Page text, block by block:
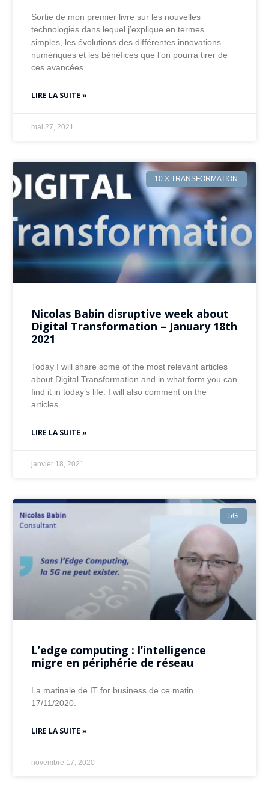
Sortie de mon premier livre sur les nouvelles
technologies dans lequel j’explique en termes
simples, les évolutions des différentes innovations
numériques et les bénéfices que l’on pourra tirer de
ces avancées.
LIRE LA SUITE »
mai 27, 2021
10 X TRANSFORMATION
Nicolas Babin disruptive week about
Digital Transformation – January 18th
2021
Today I will share some of the most relevant articles
about Digital Transformation and in what form you can
find it in today’s life. I will also comment on the
articles.
LIRE LA SUITE »
janvier 18, 2021
5G
L’edge computing : l’intelligence
migre en périphérie de réseau
La matinale de IT for business de ce matin
17/11/2020.
LIRE LA SUITE »
novembre 17, 2020